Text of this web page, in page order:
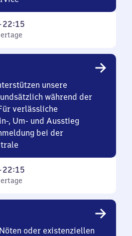
22:15
unsere
während der
verlässliche
, Um- und Ausstieg
bei der
22:15
oder existenziellen